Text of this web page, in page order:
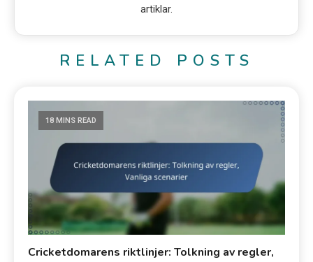
artiklar.
RELATED POSTS
18 MINS READ
Cricketdomarens riktlinjer: Tolkning av regler,